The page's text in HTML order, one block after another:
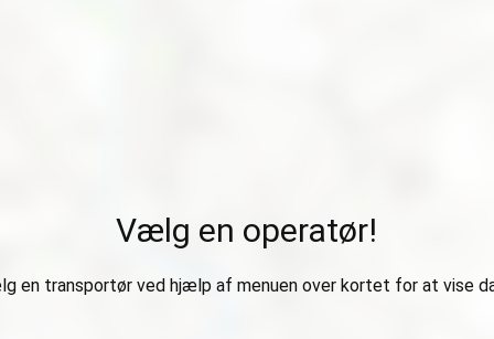
Vælg en operatør!
en transportør ved hjælp af menuen over kortet for at vise